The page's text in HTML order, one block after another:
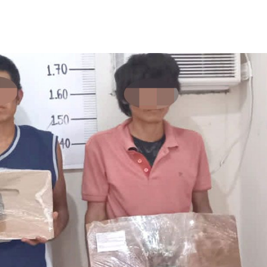
impacto
Destacados Estado Policiaca
Perdieron a sus seres queridos; reciben
una casa
3 de agosto de 2026 Redacción